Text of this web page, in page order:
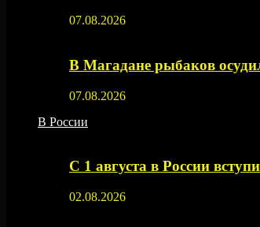
07.08.2026
В Магадане рыбаков
07.08.2026
В России
С 1 августа в России
02.08.2026